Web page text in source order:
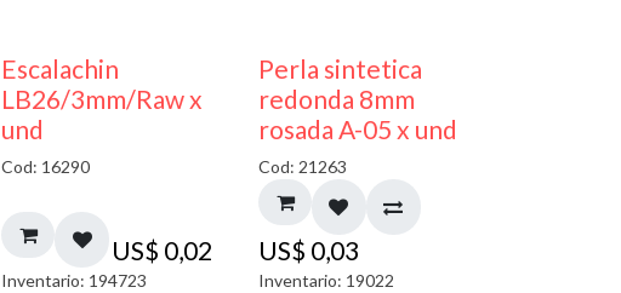
Escalachin
LB26/3mm/Raw x
und
Cod: 16290
US$ 0,02
Inventario: 194723
Perla sintetica
redonda 8mm
rosada A-05 x und
Cod: 21263
US$ 0,03
Inventario: 19022